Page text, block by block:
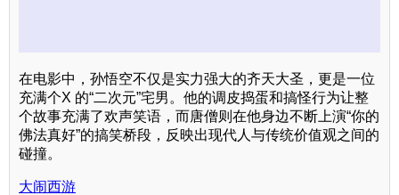
在电影中，孙悟空不仅是实力强大的齐天大圣，更是一位
充满个X 的“二次元”宅男。他的调皮捣蛋和搞怪行为让整
个故事充满了欢声笑语，而唐僧则在他身边不断上演“你的
佛法真好”的搞笑桥段，反映出现代人与传统价值观之间的
碰撞。
大闹西游